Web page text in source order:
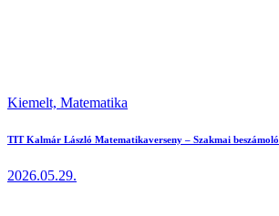
Kiemelt, Matematika
TIT Kalmár László Matematikaverseny – Szakmai beszámoló
2026.05.29.